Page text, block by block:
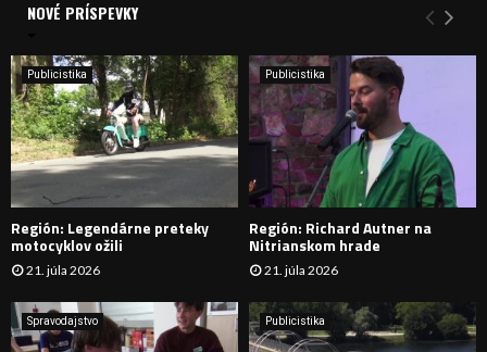
i
e
:
Y
H
D
A
NOVÉ PRÍSPEVKY
Publicistika
Región: Legendárne preteky
motocyklov ožili
21. júla 2026
Publicistika
Región: Richard Autner na
Nitrianskom hrade
21. júla 2026
Spravodajstvo Publicistika